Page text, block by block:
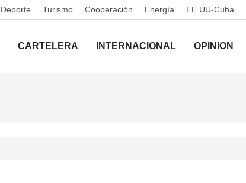
Deporte Turismo Cooperación Energía EE UU-Cuba
CARTELERA INTERNACIONAL OPINIÓN